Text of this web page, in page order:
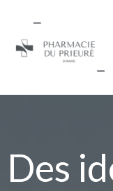
Des